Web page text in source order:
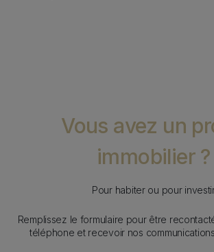
Vous avez un
immobilier ?
Pour habiter ou pour
Remplissez le formulaire pour être
téléphone et recevoir nos